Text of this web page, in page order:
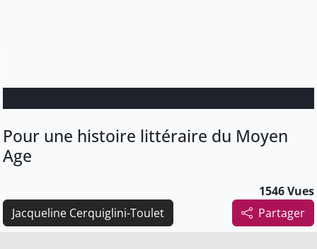
Pour une histoire littéraire du Moyen
Age
1546 Vues
Partager
Jacqueline Cerquiglini-Toulet